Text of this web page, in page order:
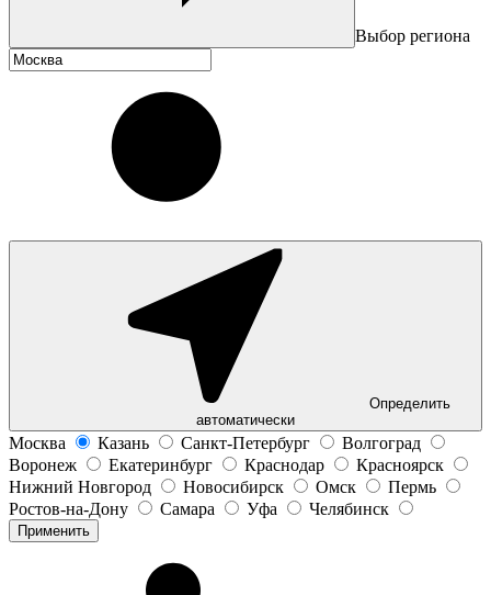
Выбор региона
Определить
автоматически
Москва Казань Санкт-Петербург
Волгоград
Воронеж
Екатеринбург Краснодар
Красноярск
Нижний Новгород
Новосибирск Омск
Пермь
Ростов-на-Дону
Самара Уфа Челябинск
Применить